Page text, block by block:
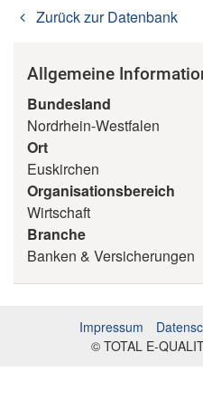
Zurück zur Datenbank
Allgemeine
Bundesland
Nordrhein-Westfalen
Ort
Euskirchen
Organisationsbereich
Wirtschaft
Branche
Banken & Versicherungen
Impressum
© TOTAL E-